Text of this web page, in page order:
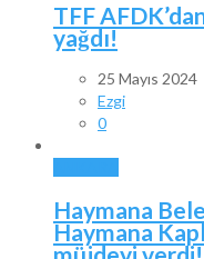
TFF
yağdı!
25 Mayıs 2024
Ezgi
0
Haymana
Haymana